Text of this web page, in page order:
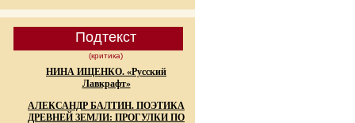
Подтекст
(критика)
НИНА ИЩЕНКО. «Русский
Лавкрафт»
АЛЕКСАНДР БАЛТИН. ПОЭТИКА
ДРЕВНЕЙ ЗЕМЛИ: ПРОГУЛКИ ПО